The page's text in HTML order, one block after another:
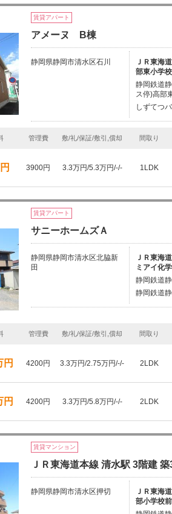
賃貸アパート
アメーヌ B棟
静岡県静岡市清水区石川
ＪＲ東海
部東小学
静岡鉄道
ス停)高部
しずてつ
管理費 敷/礼/保証/敷引,償却 間取り
3900円 3.3万円/5.3万円/-/- 1LDK
賃貸アパート
サニーホームズＡ
静岡県静岡市清水区北脇新
田
ＪＲ東海
ミアイ化
静岡鉄道
静岡鉄道
管理費 敷/礼/保証/敷引,償却 間取り
円 4200円 3.3万円/2.75万円/-/- 2LDK
円 4200円 3.3万円/5.8万円/-/- 2LDK
賃貸マンション
ＪＲ東海道本線 清水駅 3階建
静岡県静岡市清水区押切
ＪＲ東海
部小学校